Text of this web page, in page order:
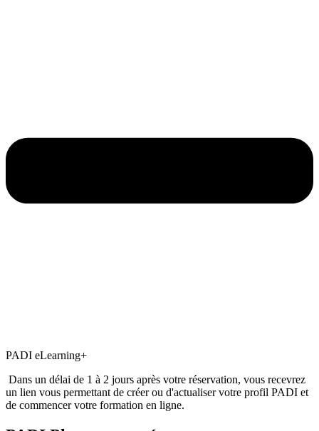
PADI eLearning+
Dans un délai de 1 à 2 jours après votre réservation, vous recevrez
un lien vous permettant de créer ou d'actualiser votre profil PADI et
de commencer votre formation en ligne.